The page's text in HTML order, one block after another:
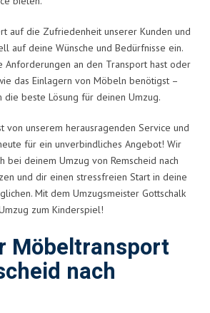
auf die Zufriedenheit unserer Kunden und
auf deine Wünsche und Bedürfnisse ein.
Anforderungen an den Transport hast oder
das Einlagern von Möbeln benötigst –
beste Lösung für deinen Umzug.
von unserem herausragenden Service und
für ein unverbindliches Angebot! Wir
bei deinem Umzug von Remscheid nach
und dir einen stressfreien Start in deine
Mit dem Umzugsmeister Gottschalk
zum Kinderspiel!
Möbeltransport
nach